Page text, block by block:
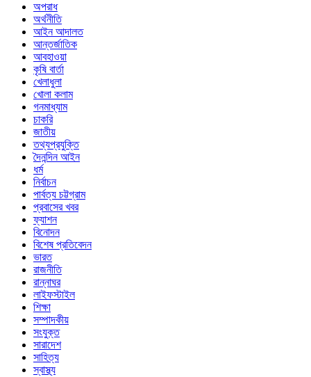
অপরাধ
অর্থনীতি
আইন আদালত
আন্তর্জাতিক
আবহাওয়া
কৃষি বার্তা
খেলাধুলা
খোলা কলাম
গনমাধ্যাম
চাকরি
জাতীয়
তথ্যপ্রযুক্তি
দৈনন্দিন আইন
ধর্ম
নির্বাচন
পার্বত্য চট্টগ্রাম
প্রবাসের খবর
ফ্যাশন
বিনোদন
বিশেষ প্রতিবেদন
ভারত
রাজনীতি
রান্নাঘর
লাইফস্টাইল
শিক্ষা
সম্পাদকীয়
সংযুক্ত
সারাদেশ
সাহিত্য
স্বাস্থ্য